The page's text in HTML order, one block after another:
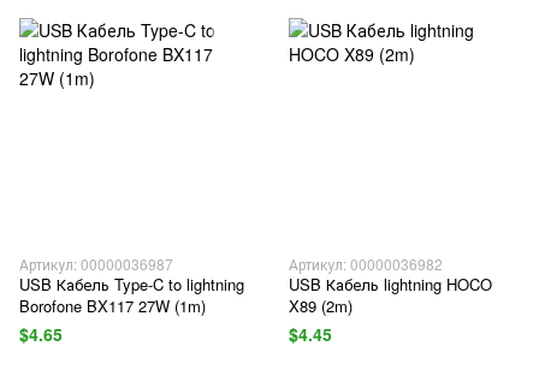
Артикул: 00000036987
USB Кабель Type-C to lightning
Borofone BX117 27W (1m)
$4.65
Артикул: 00000036982
USB Кабель lightning HOCO
X89 (2m)
$4.45